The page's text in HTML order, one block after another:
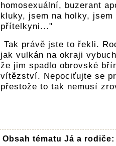
homosexuální, buzerant
kluky, jsem na holky,
přítelkyni..."
Tak právě jste to řekli.
jak vulkán na okraji
že jim spadlo obrovské
vítězství. Nepociťujte se
přestože to tak nemusí
Obsah tématu Já a rodiče: